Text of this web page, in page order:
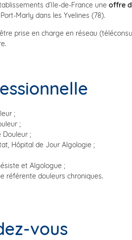
d’Ile-de-France une offre
Marly dans les Yvelines (78).
prise en charge en réseau
;
;
Douleur ;
Hôpital de Jour Algologie ;
et Algologue ;
référente douleurs chroniques.
vous